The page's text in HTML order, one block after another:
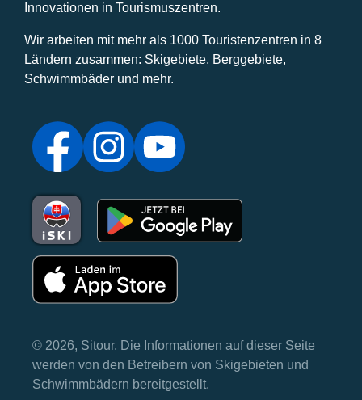
Innovationen in Tourismuszentren.
Wir arbeiten mit mehr als 1000 Touristenzentren in 8
Ländern zusammen: Skigebiete, Berggebiete,
Schwimmbäder und mehr.
© 2026, Sitour. Die Informationen auf dieser Seite
werden von den Betreibern von Skigebieten und
Schwimmbädern bereitgestellt.